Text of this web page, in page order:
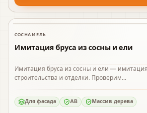
В наличии
СОСНА И ЕЛЬ
Имитация бруса из сосны и ели
Имитация бруса из сосны и ели — имитация
строительства и отделки. Проверим...
Для фасада AB Массив дерева